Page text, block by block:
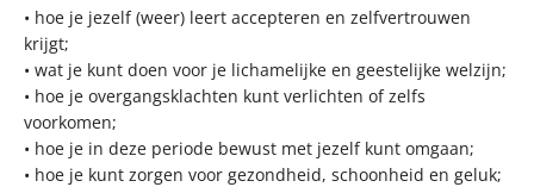
• hoe je jezelf (weer) leert accepteren en zelfvertrouwen
krijgt;
• wat je kunt doen voor je lichamelijke en geestelijke welzijn;
• hoe je overgangsklachten kunt verlichten of zelfs
voorkomen;
• hoe je in deze periode bewust met jezelf kunt omgaan;
• hoe je kunt zorgen voor gezondheid, schoonheid en geluk;